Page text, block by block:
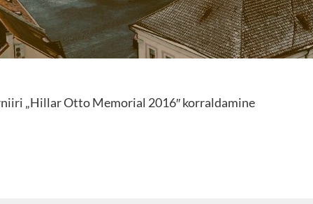
„Hillar Otto Memorial 2016″ korraldamine